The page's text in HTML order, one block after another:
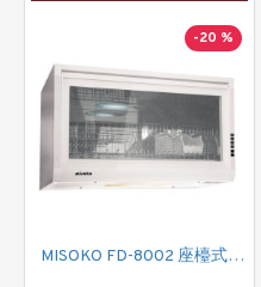
-20 %
MISOKO FD-8002 座檯式乾碗櫃 (可吊掛式安裝)